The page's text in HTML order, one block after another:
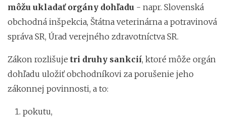
môžu ukladať orgány dohľadu - napr. Slovenská
obchodná inšpekcia, Štátna veterinárna a potravinová
správa SR, Úrad verejného zdravotníctva SR.
Zákon rozlišuje tri druhy sankcií, ktoré môže orgán
dohľadu uložiť obchodníkovi za porušenie jeho
zákonnej povinnosti, a to:
pokutu,